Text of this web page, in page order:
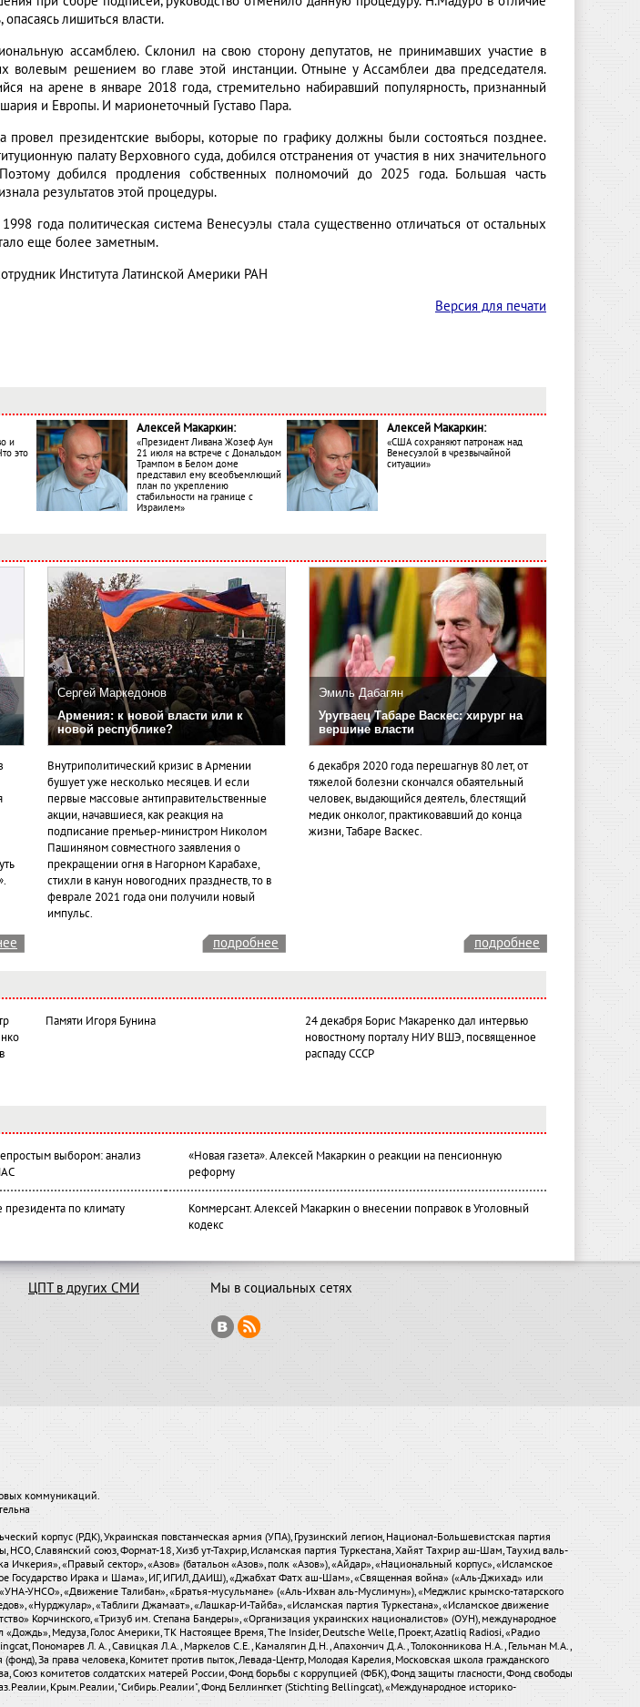
лишиться власти.
ассамблею. Склонил на свою сторону депутатов, не принимавших участие в
волевым решением во главе этой инстанции. Отныне у Ассамблеи два председателя.
на арене в январе 2018 года, стремительно набиравший популярность, признанный
и Европы. И марионеточный Густаво Пара.
провел президентские выборы, которые по графику должны были состояться позднее.
палату Верховного суда, добился отстранения от участия в них значительного
добился продления собственных полномочий до 2025 года. Большая часть
результатов этой процедуры.
года политическая система Венесуэлы стала существенно отличаться от остальных
еще более заметным.
Института Латинской Америки РАН
Версия для печати
и
это
Алексей Макаркин:
«Президент Ливана Жозеф Аун
21 июля на встрече с Дональдом
Трампом в Белом доме
представил ему всеобъемлющий
план по укреплению
стабильности на границе с
Израилем»
Алексей Макаркин:
«США сохраняют патронаж над
Венесуэлой в чрезвычайной
ситуации»
Сергей Маркедонов
Армения: к новой власти или к
новой республике?
Внутриполитический кризис в Армении
бушует уже несколько месяцев. И если
первые массовые антиправительственные
акции, начавшиеся, как реакция на
подписание премьер-министром Николом
Пашиняном совместного заявления о
прекращении огня в Нагорном Карабахе,
стихли в канун новогодних празднеств, то в
феврале 2021 года они получили новый
импульс.
Эмиль Дабагян
Уругваец Табаре Васкес: хирург на
вершине власти
6 декабря 2020 года перешагнув 80 лет, от
тяжелой болезни скончался обаятельный
человек, выдающийся деятель, блестящий
медик онколог, практиковавший до конца
жизни, Табаре Васкес.
подробнее подробнее
Памяти Игоря Бунина
24 декабря Борис Макаренко дал интервью
новостному порталу НИУ ВШЭ, посвященное
распаду СССР
выбором: анализ
«Новая газета». Алексей Макаркин о реакции на пенсионную
реформу
по климату
Коммерсант. Алексей Макаркин о внесении поправок в Уголовный
кодекс
ЦПТ в других СМИ Мы в социальных сетях
коммуникаций.
корпус (РДК), Украинская повстанческая армия (УПА), Грузинский легион, Национал-Большевистская партия
Славянский союз, Формат-18, Хизб ут-Тахрир, Исламская партия Туркестана, Хайят Тахрир аш-Шам, Таухид валь-
«Правый сектор», «Азов» (батальон «Азов», полк «Азов»), «Айдар», «Национальный корпус», «Исламское
Государство Ирака и Шама», ИГ, ИГИЛ, ДАИШ), «Джабхат Фатх аш-Шам», «Священная война» («Аль-Джихад» или
УНСО», «Движение Талибан», «Братья-мусульмане» («Аль-Ихван аль-Муслимун»), «Меджлис крымско-татарского
«Нурджулар», «Таблиги Джамаат», «Лашкар-И-Тайба», «Исламская партия Туркестана», «Исламское движение
Корчинского, «Тризуб им. Степана Бандеры», «Организация украинских националистов» (ОУН), международное
Медуза, Голос Америки, ТК Настоящее Время, The Insider, Deutsche Welle, Проект, Azatliq Radiosi, «Радио
Пономарев Л. А., Савицкая Л.А., Маркелов С.Е., Камалягин Д.Н., Апахончич Д.А., Толоконникова Н.А., Гельман М.А.,
За права человека, Комитет против пыток, Левада-Центр, Молодая Карелия, Московская школа гражданского
комитетов солдатских матерей России, Фонд борьбы с коррупцией (ФБК), Фонд защиты гласности, Фонд свободы
Крым.Реалии, "Сибирь.Реалии", Фонд Беллингкет (Stichting Bellingcat), «Международное историко-